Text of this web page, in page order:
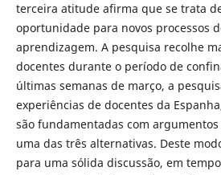
terceira atitude afirma que se trata
oportunidade para novos processos
aprendizagem. A pesquisa recolhe
docentes durante o período de
últimas semanas de março, a
experiências de docentes da
são fundamentadas com
uma das três alternativas. Deste
para uma sólida discussão, em